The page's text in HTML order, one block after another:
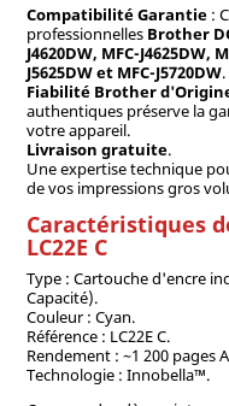
Compatibilité Garantie:
professionnelles Brother
J4620DW, MFC-J4625DW,
J5625DW et MFC-J5720DW.
Fiabilité Brother
authentiques préserve la
votre appareil.
Livraison gratuite.
Une expertise technique
de vos impressions gros
Caractéristiques
LC22E C
Type : Cartouche d'encre
Capacité).
Couleur : Cyan.
Référence : LC22E C.
Rendement : ~1 200 pages
Technologie : Innobella™.